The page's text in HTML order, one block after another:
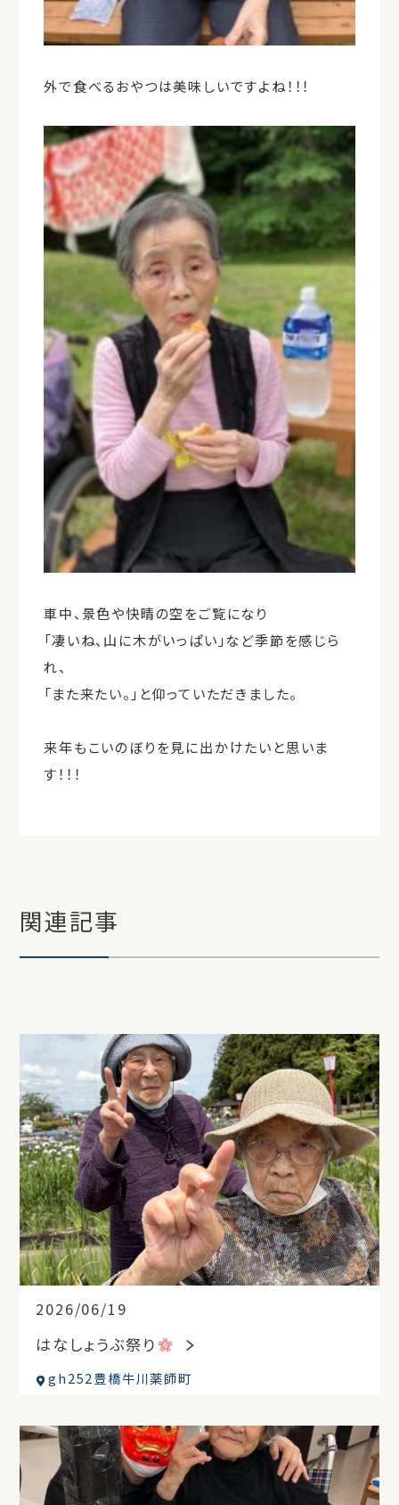
外で食べるおやつは美味しいですよね！！！
車中、景色や快晴の空をご覧になり
「凄いね、山に木がいっぱい」など季節を感じら
れ、
「また来たい。」と仰っていただきました。
来年もこいのぼりを見に出かけたいと思いま
す！！！
関連記事
2026/06/19
はなしょうぶ祭り
gh252豊橋牛川薬師町